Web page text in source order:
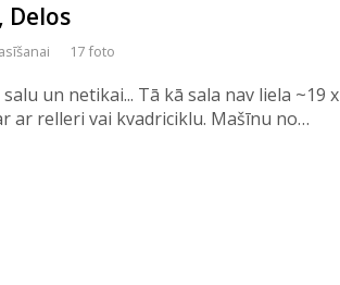
Delos
17 foto
un netikai... Tā kā sala nav liela ~19 x
ar relleri vai kvadriciklu. Mašīnu no…